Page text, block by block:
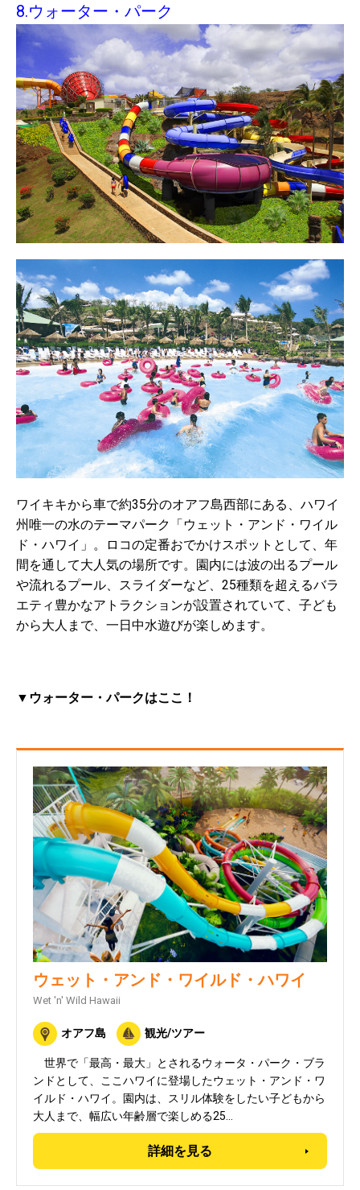
8.ウォーター・パーク
ワイキキから車で約35分のオアフ島西部にある、ハワイ
州唯一の水のテーマパーク「ウェット・アンド・ワイル
ド・ハワイ」。ロコの定番おでかけスポットとして、年
間を通して大人気の場所です。園内には波の出るプール
や流れるプール、スライダーなど、25種類を超えるバラ
エティ豊かなアトラクションが設置されていて、子ども
から大人まで、一日中水遊びが楽しめます。
▼ウォーター・パークはここ！
ウェット・アンド・ワイルド・ハワイ
Wet 'n' Wild Hawaii
オアフ島 観光/ツアー
世界で「最高・最大」とされるウォータ・パーク・ブラ
ンドとして、ここハワイに登場したウェット・アンド・ワ
イルド・ハワイ。園内は、スリル体験をしたい子どもから
大人まで、幅広い年齢層で楽しめる25…
詳細を見る